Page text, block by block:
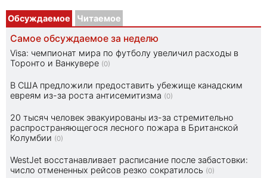
Обсуждаемое Читаемое
Самое обсуждаемое за неделю
Visa: чемпионат мира по футболу увеличил расходы в
Торонто и Ванкувере (0)
В США предложили предоставить убежище канадским
евреям из-за роста антисемитизма (0)
20 тысяч человек эвакуированы из-за стремительно
распространяющегося лесного пожара в Британской
Колумбии (0)
WestJet восстанавливает расписание после забастовки:
число отмененных рейсов резко сократилось (0)